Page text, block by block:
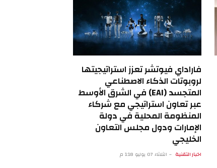
فاراداي فيوتشر تعزز استراتيجيتها
لروبوتات الذكاء الاصطناعي
المتجسد (EAI) في الشرق الأوسط
عبر تعاون استراتيجي مع شركاء
المنظومة المحلية في دولة
الإمارات ودول مجلس التعاون
الخليجي
اخبار التقنية الثلاثاء 07 يوليو 1:18 م